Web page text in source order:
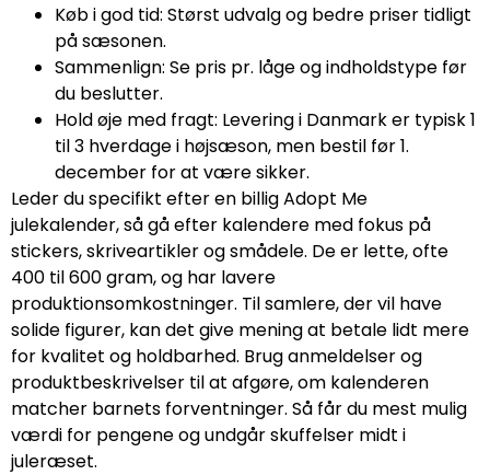
Køb i god tid: Størst udvalg og bedre priser tidligt
på sæsonen.
Sammenlign: Se pris pr. låge og indholdstype før
du beslutter.
Hold øje med fragt: Levering i Danmark er typisk 1
til 3 hverdage i højsæson, men bestil før 1.
december for at være sikker.
Leder du specifikt efter en billig Adopt Me
julekalender, så gå efter kalendere med fokus på
stickers, skriveartikler og smådele. De er lette, ofte
400 til 600 gram, og har lavere
produktionsomkostninger. Til samlere, der vil have
solide figurer, kan det give mening at betale lidt mere
for kvalitet og holdbarhed. Brug anmeldelser og
produktbeskrivelser til at afgøre, om kalenderen
matcher barnets forventninger. Så får du mest mulig
værdi for pengene og undgår skuffelser midt i
juleræset.